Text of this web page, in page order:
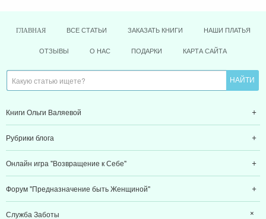
ГЛАВНАЯ ВСЕ СТАТЬИ ЗАКАЗАТЬ КНИГИ НАШИ ПЛАТЬЯ
ОТЗЫВЫ О НАС ПОДАРКИ КАРТА САЙТА
Книги Ольги Валяевой
Рубрики блога
Онлайн игра "Возвращение к Себе"
Форум "Предназначение быть Женщиной"
Служба Заботы